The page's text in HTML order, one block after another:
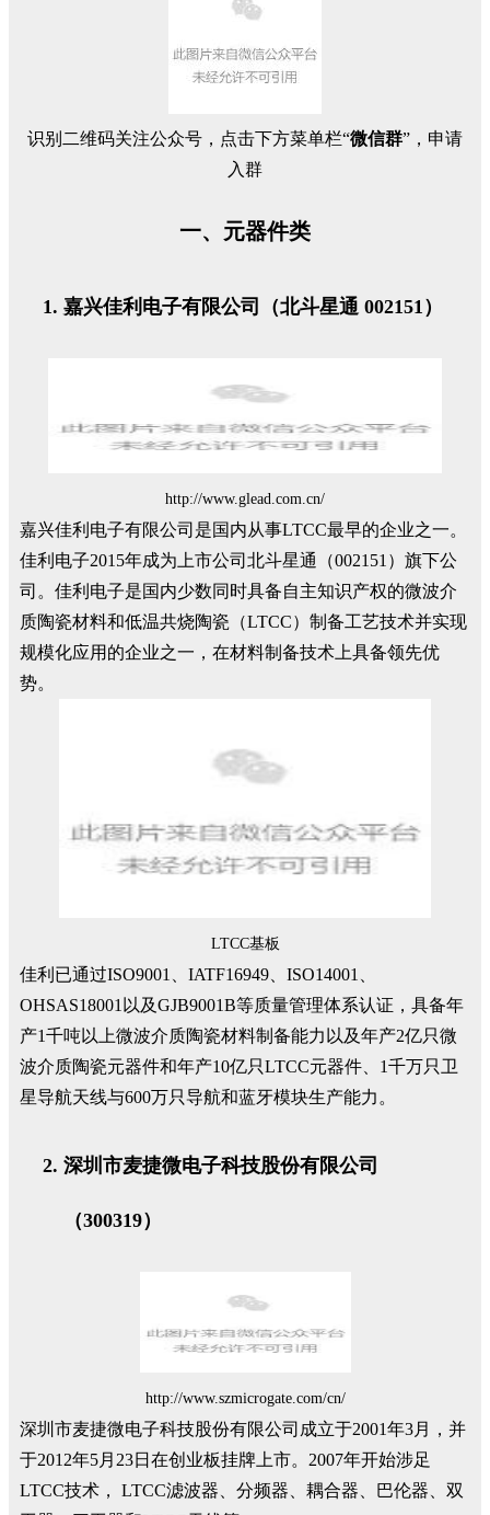
识别二维码关注公众号，点击下方菜单栏“微信群”，申请
入群
一、元器件类
嘉兴佳利电子有限公司（北斗星通 002151）
http://www.glead.com.cn/
嘉兴佳利电子有限公司是国内从事LTCC最早的企业之一。
佳利电子2015年成为上市公司北斗星通（002151）旗下公
司。佳利电子是国内少数同时具备自主知识产权的微波介
质陶瓷材料和低温共烧陶瓷（LTCC）制备工艺技术并实现
规模化应用的企业之一，在材料制备技术上具备领先优
势。
LTCC基板
佳利已通过ISO9001、IATF16949、ISO14001、
OHSAS18001以及GJB9001B等质量管理体系认证，具备年
产1千吨以上微波介质陶瓷材料制备能力以及年产2亿只微
波介质陶瓷元器件和年产10亿只LTCC元器件、1千万只卫
星导航天线与600万只导航和蓝牙模块生产能力。
深圳市麦捷微电子科技股份有限公司
（300319）
http://www.szmicrogate.com/cn/
深圳市麦捷微电子科技股份有限公司成立于2001年3月，并
于2012年5月23日在创业板挂牌上市。2007年开始涉足
LTCC技术， LTCC滤波器、分频器、耦合器、巴伦器、双